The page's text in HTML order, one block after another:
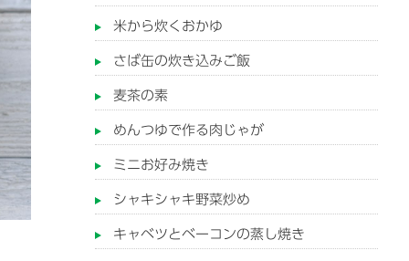
米から炊くおかゆ
さば缶の炊き込みご飯
麦茶の素
めんつゆで作る肉じゃが
ミニお好み焼き
シャキシャキ野菜炒め
キャベツとベーコンの蒸し焼き